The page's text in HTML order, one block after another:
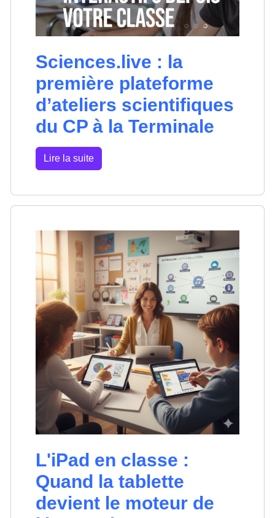
Sciences.live : la
première plateforme
d’ateliers scientifiques
du CP à la Terminale
Lire la suite
L'iPad en classe :
Quand la tablette
devient le moteur de